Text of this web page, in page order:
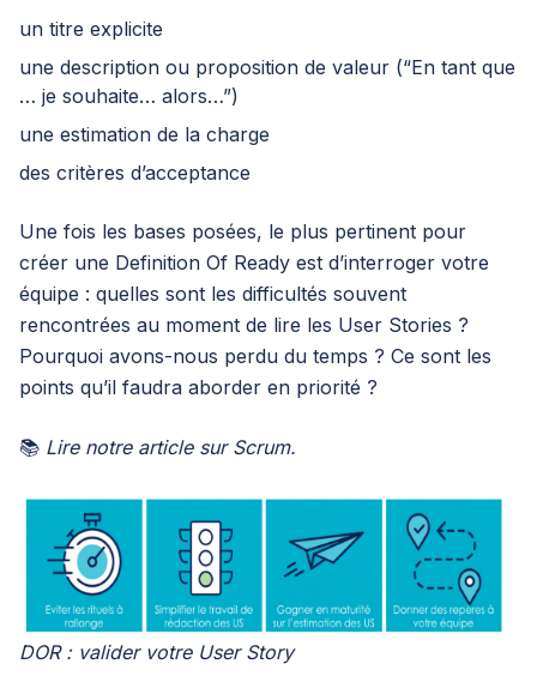
un titre explicite
une description ou proposition de valeur (“En tant que
… je souhaite… alors…”)
une estimation de la charge
des critères d’acceptance
Une fois les bases posées, le plus pertinent pour
créer une Definition Of Ready est d’interroger votre
équipe : quelles sont les difficultés souvent
rencontrées au moment de lire les User Stories ?
Pourquoi avons-nous perdu du temps ? Ce sont les
points qu’il faudra aborder en priorité ?
📚 Lire notre article sur Scrum.
DOR : valider votre User Story